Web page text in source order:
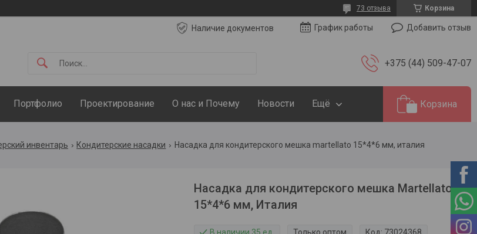
Корзина
73 отзыва
Наличие документов График работы Добавить отзыв
+375 (44) 509-47-07
Портфолио Проектирование О нас и Почему Новости Ещё Корзина
инвентарь Кондитерские насадки Насадка для кондитерского мешка martellato 15*4*6 мм, италия
Насадка для кондитерского мешка Martellato
15*4*6 мм, Италия